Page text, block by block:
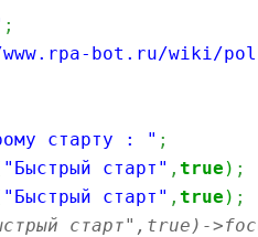
;
bot.ru/wiki/
старту : " ;
"Быстрый старт" , true ) ;
"Быстрый старт" , true ) ;
старт",true)-